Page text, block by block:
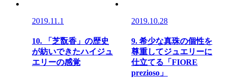
2019.11.1
10. 「芝翫香」の歴史
が紡いできたハイジュ
エリーの感覚
2019.10.28
9. 希少な真珠の個性を
尊重してジュエリーに
仕立てる「FIORE
prezioso」